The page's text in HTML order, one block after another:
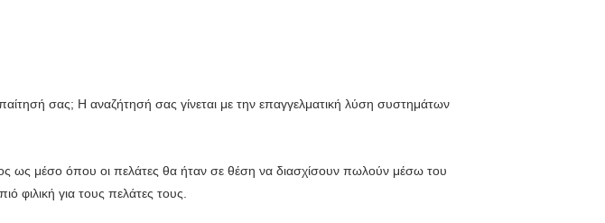
σας; Η αναζήτησή σας γίνεται με την επαγγελματική λύση συστημάτων
ως μέσο όπου οι πελάτες θα ήταν σε θέση να διασχίσουν πωλούν μέσω του
φιλική για τους πελάτες τους.